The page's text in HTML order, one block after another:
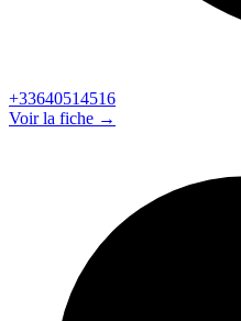
+33640514516
Voir la fiche →